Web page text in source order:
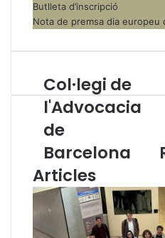
Butlleta d’inscripció
Nota de premsa dia europeu
C
o
·
e
g
i
Col·legi de
l'Advocacia
de
Barcelona
Articles